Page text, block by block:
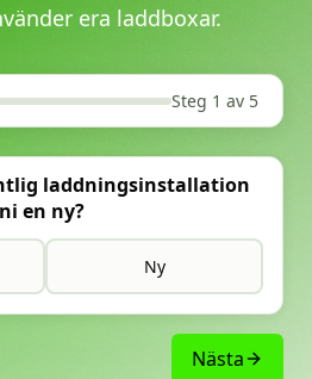
era laddboxar.
Steg 1 av 5
laddningsinstallation
en ny?
Ny
Nästa